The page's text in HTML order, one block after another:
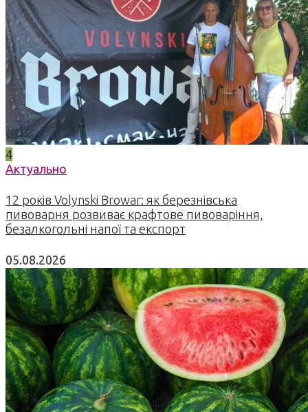
4
Актуально
12 років Volynski Browar: як березнівська
пивоварня розвиває крафтове пивоваріння,
безалкогольні напої та експорт
05.08.2026